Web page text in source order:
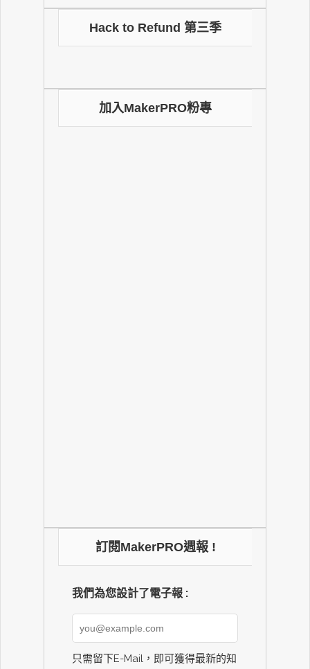
Hack to Refund 第三季
加入MakerPRO粉專
訂閱MakerPRO週報 !
我們為您設計了電子報 :
只需留下E-Mail，即可獲得最新的知